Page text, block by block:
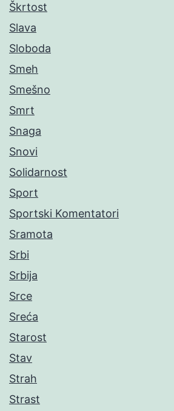
Škrtost
Slava
Sloboda
Smeh
Smešno
Smrt
Snaga
Snovi
Solidarnost
Sport
Sportski Komentatori
Sramota
Srbi
Srbija
Srce
Sreća
Starost
Stav
Strah
Strast